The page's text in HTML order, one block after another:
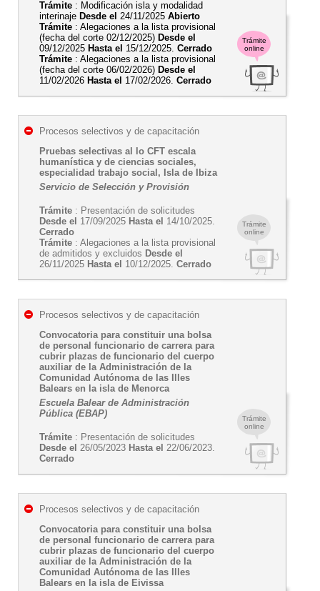
Trámite
online
Trámite : Modificación isla y modalidad
interinaje Desde el 24/11/2025 Abierto
Trámite : Alegaciones a la lista provisional
(fecha del corte 02/12/2025) Desde el
09/12/2025 Hasta el 15/12/2025. Cerrado
Trámite : Alegaciones a la lista provisional
(fecha del corte 06/02/2026) Desde el
11/02/2026 Hasta el 17/02/2026. Cerrado
Trámite
online
Procesos selectivos y de capacitación
Pruebas selectivas al lo CFT escala
humanística y de ciencias sociales,
especialidad trabajo social, Isla de Ibiza
Servicio de Selección y Provisión
Trámite : Presentación de solicitudes
Desde el 17/09/2025 Hasta el 14/10/2025.
Cerrado
Trámite : Alegaciones a la lista provisional
de admitidos y excluidos Desde el
26/11/2025 Hasta el 10/12/2025. Cerrado
Trámite
online
Procesos selectivos y de capacitación
Convocatoria para constituir una bolsa
de personal funcionario de carrera para
cubrir plazas de funcionario del cuerpo
auxiliar de la Administración de la
Comunidad Autónoma de las Illes
Balears en la isla de Menorca
Escuela Balear de Administración
Pública (EBAP)
Trámite : Presentación de solicitudes
Desde el 26/05/2023 Hasta el 22/06/2023.
Cerrado
Procesos selectivos y de capacitación
Convocatoria para constituir una bolsa
de personal funcionario de carrera para
cubrir plazas de funcionario del cuerpo
auxiliar de la Administración de la
Comunidad Autónoma de las Illes
Balears en la isla de Eivissa